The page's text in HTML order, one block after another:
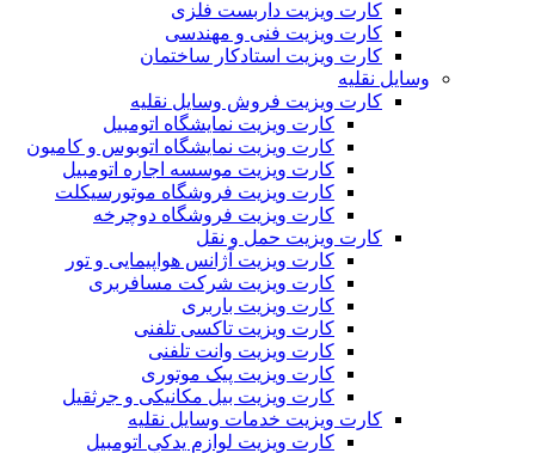
کارت ویزیت داربست فلزی
کارت ویزیت فنی و مهندسی
کارت ویزیت استادکار ساختمان
وسایل نقلیه
کارت ویزیت فروش وسایل نقلیه
کارت ویزیت نمایشگاه اتومبیل
کارت ویزیت نمایشگاه اتوبوس و کامیون
کارت ویزیت موسسه اجاره اتومبیل
کارت ویزیت فروشگاه موتورسیکلت
کارت ویزیت فروشگاه دوچرخه
کارت ویزیت حمل و نقل
کارت ویزیت آژانس هواپیمایی و تور
کارت ویزیت شرکت مسافربری
کارت ویزیت باربری
کارت ویزیت تاکسی تلفنی
کارت ویزیت وانت تلفنی
کارت ویزیت پیک موتوری
کارت ویزیت بیل مکانیکی و جرثقیل
کارت ویزیت خدمات وسایل نقلیه
کارت ویزیت لوازم یدکی اتومبیل